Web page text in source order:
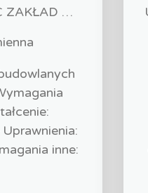
CZESŁAW KROGULEC ZAKŁAD ROBÓT DROGOWYCH "KROGULEC"
inne: